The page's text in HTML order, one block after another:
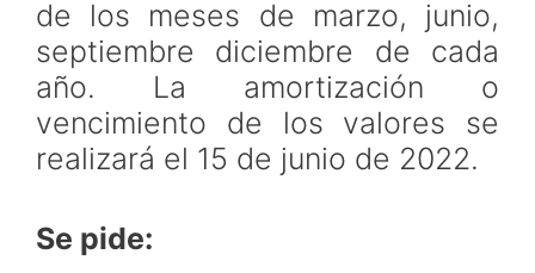
de los meses de marzo, junio,
septiembre diciembre de cada
año. La amortización o
vencimiento de los valores se
realizará el 15 de junio de 2022.
Se pide: